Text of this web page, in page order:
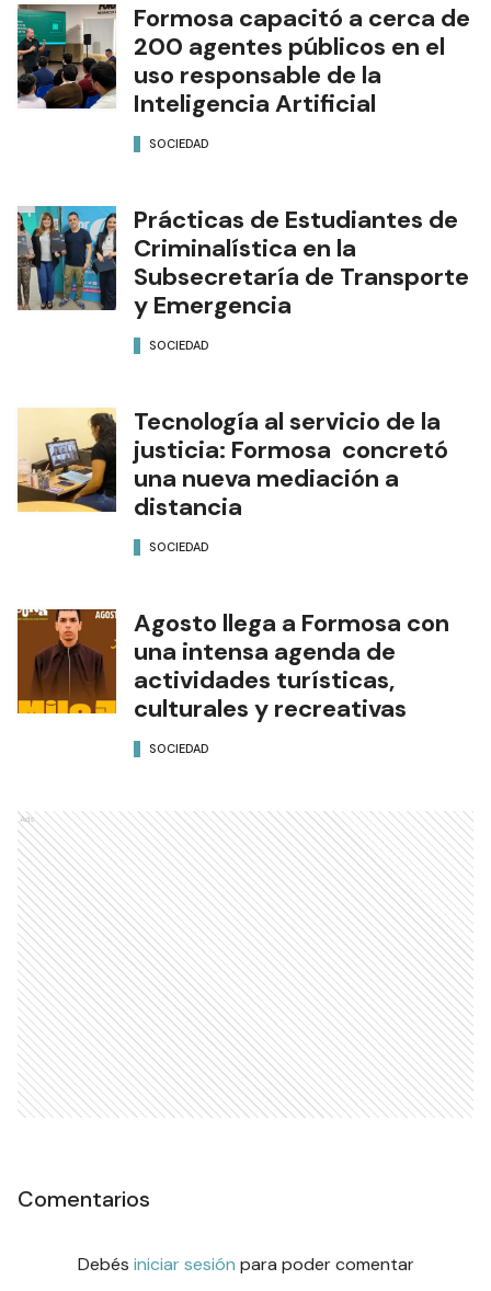
Formosa capacitó a cerca de
200 agentes públicos en el
uso responsable de la
Inteligencia Artificial
SOCIEDAD
Prácticas de Estudiantes de
Criminalística en la
Subsecretaría de Transporte
y Emergencia
SOCIEDAD
Tecnología al servicio de la
justicia: Formosa concretó
una nueva mediación a
distancia
SOCIEDAD
Agosto llega a Formosa con
una intensa agenda de
actividades turísticas,
culturales y recreativas
SOCIEDAD
Ads
Comentarios
Debés iniciar sesión para poder comentar